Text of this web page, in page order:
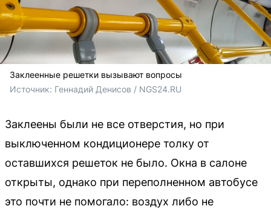
Заклеенные решетки вызывают вопросы
Источник: Геннадий Денисов / NGS24.RU
Заклеены были не все отверстия, но при
выключенном кондиционере толку от
оставшихся решеток не было. Окна в салоне
открыты, однако при переполненном автобусе
это почти не помогало: воздух либо не